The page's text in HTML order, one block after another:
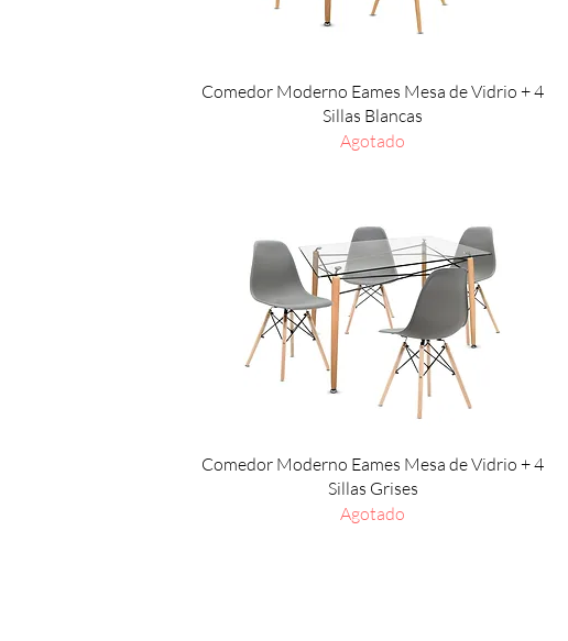
Vista rápida
Comedor Moderno Eames Mesa de Vidrio + 4
Sillas Blancas
Agotado
Vista rápida
Comedor Moderno Eames Mesa de Vidrio + 4
Sillas Grises
Agotado